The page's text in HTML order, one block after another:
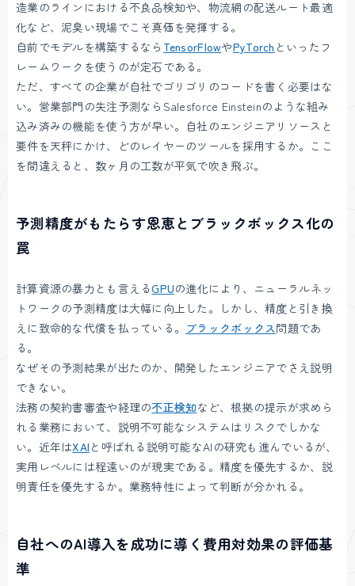
造業のラインにおける不良品検知や、物流網の配送ルート最適
化など、泥臭い現場でこそ真価を発揮する。
自前でモデルを構築するなら TensorFlowやPyTorch といったフ
レームワークを使うのが定石である。
ただ、すべての企業が自社でゴリゴリのコードを書く必要はな
い。営業部門の失注予測ならSalesforce Einsteinのような組み
込み済みの機能を使う方が早い。自社のエンジニアリソースと
要件を天秤にかけ、どのレイヤーのツールを採用するか。ここ
を間違えると、数ヶ月の工数が平気で吹き飛ぶ。
予測精度がもたらす恩恵とブラックボックス化の
罠
計算資源の暴力とも言えるGPUの進化により、ニューラルネッ
トワークの予測精度は大幅に向上した。しかし、精度と引き換
えに致命的な代償を払っている。 ブラックボックス問題であ
る。
なぜその予測結果が出たのか、開発したエンジニアでさえ説明
できない。
法務の契約書審査や経理の不正検知など、根拠の提示が求めら
れる業務において、説明不可能なシステムはリスクでしかな
い。近年はXAI と呼ばれる説明可能なAIの研究も進んでいるが、
実用レベルには程遠いのが現実である。精度を優先するか、説
明責任を優先するか。業務特性によって判断が分かれる。
自社へのAI導入を成功に導く費用対効果の評価基
準